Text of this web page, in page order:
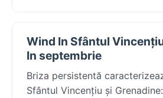
Wind In Sfântul
In septembrie
Briza persistentă
Sfântul Vincențiu și